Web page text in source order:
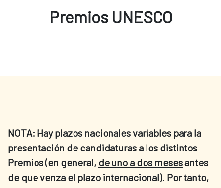
Premios UNESCO
NOTA: Hay plazos nacionales variables para la
presentación de candidaturas a los distintos
Premios (en general, de uno a dos mesesantes
de que venza el plazo internacional). Por tanto,